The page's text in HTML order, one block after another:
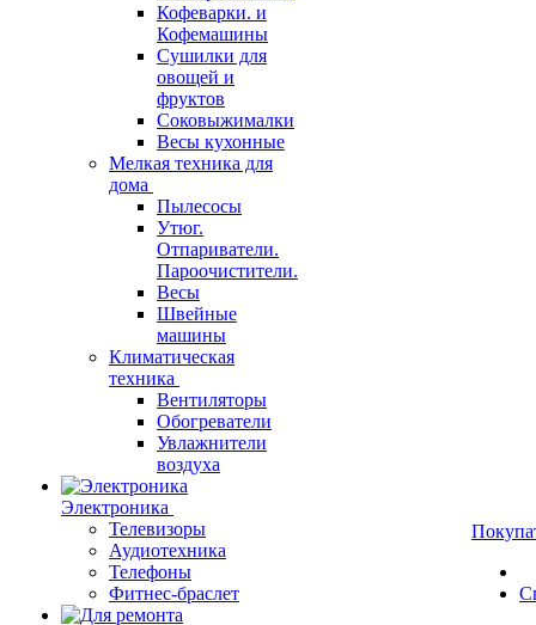
Кофеварки. и
Кофемашины
Сушилки для
овощей и
фруктов
Соковыжималки
Весы кухонные
Мелкая техника для
дома
Пылесосы
Утюг.
Отпариватели.
Пароочистители.
Весы
Швейные
машины
Климатическая
техника
Вентиляторы
Обогреватели
Увлажнители
воздуха
Электроника
Телевизоры
Аудиотехника
Телефоны
Фитнес-браслет